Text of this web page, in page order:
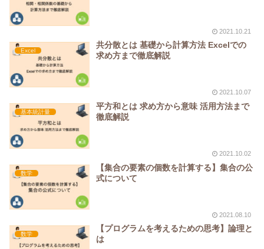
2021.10.21
Excel
共分散とは 基礎から計算方法 Excelでの
求め方まで徹底解説
2021.10.07
基本統計量
平方和とは 求め方から意味 活用方法まで
徹底解説
2021.10.02
数学
【集合の要素の個数を計算する】集合の公
式について
2021.08.10
数学
【プログラムを考えるための思考】論理と
は